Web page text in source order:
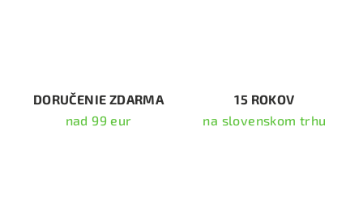
DORUČENIE ZDARMA
nad 99 eur
15 ROKOV
na slovenskom trhu